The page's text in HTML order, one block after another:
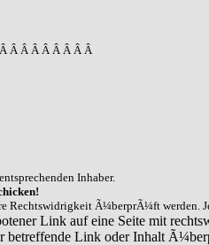
Â Â Â Â Â Â Â Â
Inhaber.
Rechtswidrigkeit Ã¼berprÃ¼ft werden.
Link auf eine Seite mit
betreffende Link oder Inhalt